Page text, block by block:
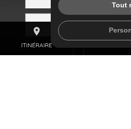
place
ITINÉRAIRE
mail
Tout